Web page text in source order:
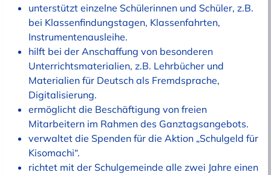
unterstützt einzelne Schülerinnen und Schüler, z.B.
bei Klassenfindungstagen, Klassenfahrten,
Instrumentenausleihe.
hilft bei der Anschaffung von besonderen
Unterrichtsmaterialien, z.B. Lehrbücher und
Materialien für Deutsch als Fremdsprache,
Digitalisierung.
ermöglicht die Beschäftigung von freien
Mitarbeitern im Rahmen des Ganztagsangebots.
verwaltet die Spenden für die Aktion „Schulgeld für
Kisomachi“.
richtet mit der Schulgemeinde alle zwei Jahre einen